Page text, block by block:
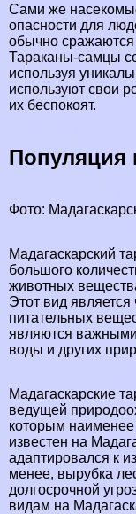
Сами же
опасности для
обычно
Таpaканы-самцы
используя
используют свои
их беспокоят.
Популяция
Фото:
Мадагаскарский
большого
животных
Этот вид является
питательных
являются
воды и других
Мадагаскарские
ведущей
которым наименее
известен на
адаптировался к
менее, вырубка
долгосрочной
видам на